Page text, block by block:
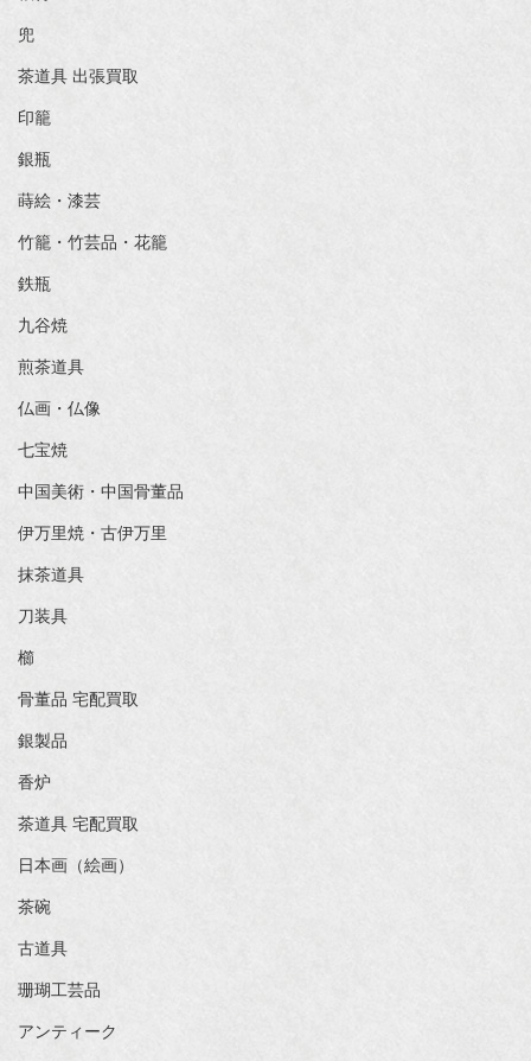
兜
茶道具 出張買取
印籠
銀瓶
蒔絵・漆芸
竹籠・竹芸品・花籠
鉄瓶
九谷焼
煎茶道具
仏画・仏像
七宝焼
中国美術・中国骨董品
伊万里焼・古伊万里
抹茶道具
刀装具
櫛
骨董品 宅配買取
銀製品
香炉
茶道具 宅配買取
日本画（絵画）
茶碗
古道具
珊瑚工芸品
アンティーク